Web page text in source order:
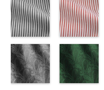
6000
FairyRose
6000
55.jpg
AK201-55 ブ
ラック 花柄
ドット キュ
DOLCELABY、
FairyRose
6000
AK201-53 ピ
ンク 花柄ド
ット キュプ
ラ100％
FairyRose
6000
エロー
(AK201-
34/LT)
http://www.anys.co.jp/wp-
34.jpg
AK201-34 イ
エロー 花柄
ドット キュ
ープル
(AK201-
33/LT)
http://
33.jpg
AK201-33 パ
ープル 花柄
ドット
キュ
ライプブラッ
ク(AKL5300-
5/LT)
http://www.anys.co.jp/wp-
ライプレッド
(AKL5300-
4/LT)
http://